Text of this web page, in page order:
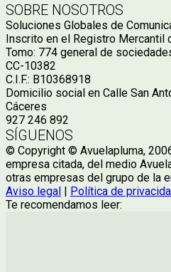
SOBRE NOSOTROS
Soluciones Globales de
Inscrito en el Registro Mercantil
Tomo: 774 general de
CC-10382
C.I.F.: B10368918
Domicilio social en Calle San
Cáceres
927 246 892
SÍGUENOS
© Copyright © Avuelapluma,
empresa citada, del medio
otras empresas del grupo de la
Aviso legal | Política de
Te recomendamos leer: